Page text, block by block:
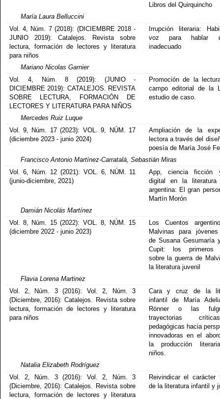
Libros del Quirquincho
María Laura Belluccini
Vol. 4, Núm. 7 (2018): (DICIEMBRE 2018 -
JUNIO 2019): Catalejos. Revista sobre
lectura, formación de lectores y literatura
para niños
Irrupción literaria:
voz para hablar
inadecuado
Mariano Nicolas Garnier
Vol. 4, Núm. 8 (2019): (JUNIO -
DICIEMBRE 2019): CATALEJOS. REVISTA
SOBRE LECTURA, FORMACIÓN DE
LECTORES Y LITERATURA PARA NIÑOS
Promoción de la
campo editorial de la
estudio de caso.
Mercedes Ruiz Luque
Vol. 9, Núm. 17 (2023): VOL. 9, NÚM. 17
(diciembre 2023 - junio 2024)
Ampliación de la
lectora a través del
poesía de María José
Francisco Antonio Martínez-Carratalá, Sebastián Miras
Vol. 6, Núm. 12 (2021): VOL. 6, NÚM. 11
(junio-diciembre, 2021)
App, ciencia ficción
digital en la literatura
argentina: El gran
Martín Morón
Damián Nicolás Martínez
Vol. 8, Núm. 15 (2022): VOL. 8, NÚM. 15
(diciembre 2022 - junio 2023)
Los Cuentos
Malvinas para jóvenes
de Susana Gesumaría
Cupit: los primeros
sobre la guerra de
la literatura juvenil
Flavia Lorena Martinez
Vol. 2, Núm. 3 (2016): Vol. 2, Núm. 3
(Diciembre, 2016): Catalejos. Revista sobre
lectura, formación de lectores y literatura
para niños
Cara y cruz de la
infantil de María
Rönner o las
trayectorias
pedagógicas hacia
innovadoras en el
la producción
niños.
Natalia Elizabeth Rodríguez
Vol. 2, Núm. 3 (2016): Vol. 2, Núm. 3
(Diciembre, 2016): Catalejos. Revista sobre
lectura, formación de lectores y literatura
Reivindicar el carácter
de la literatura infantil y